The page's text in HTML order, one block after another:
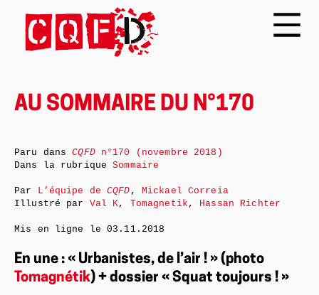
AU SOMMAIRE DU N°170
En une : « Urbanistes, de l’air ! » (photo
Tomagnétik) + dossier « Squat toujours ! »
Paru dansCQFDn°170 (novembre 2018)
Dans la rubriqueSommaire
Par L’équipe deCQFD , Mickael Correia
Illustré par Val K, Tomagnetik , Hassan Richter
Mis en ligne le03.11.2018